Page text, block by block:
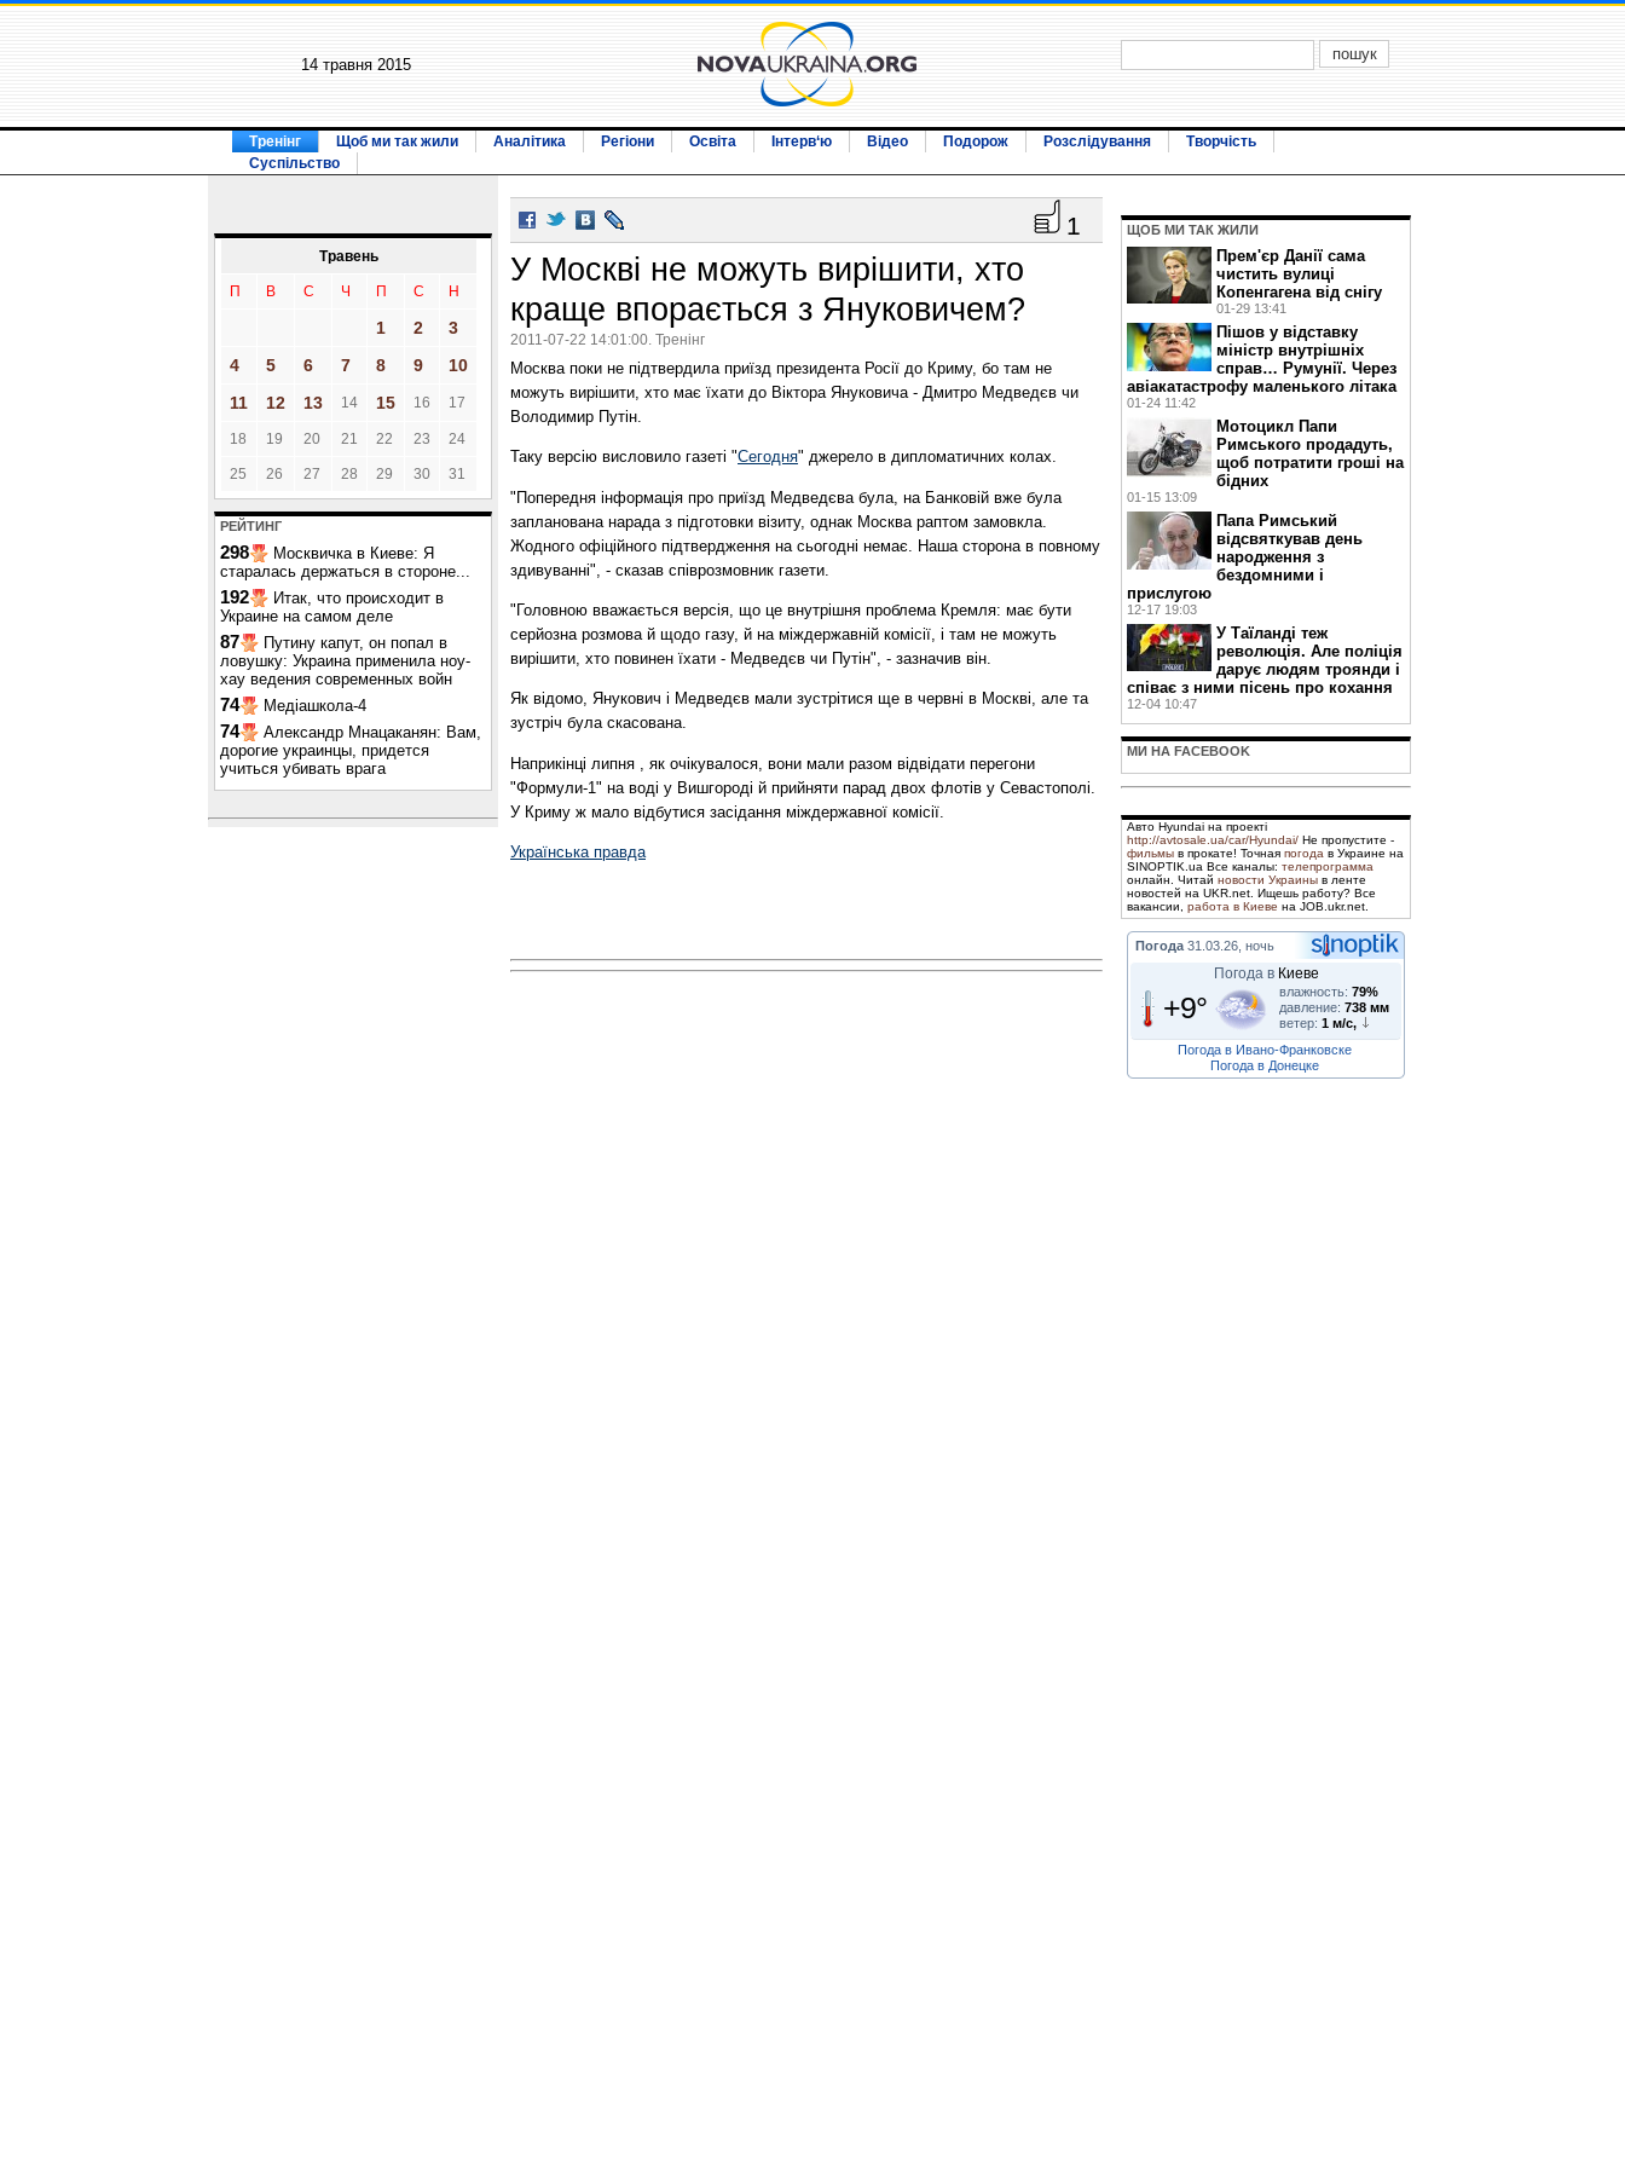
14 травня 2015
Тренінг Щоб ми так жили Аналітика Регіони Освіта Інтерв‘ю Відео Подорож Розслідування
Творчість
Суспільство
Травень
П В С Ч П С Н
1 2
3
4
5 6 7 8 9
10
11
12 13 14 15 16 17
18 19 20 21 22 23 24
25 26 27 28 29 30 31
РЕЙТИНГ
298
Москвичка в Киеве: Я
старалась держаться в стороне...
192
Итак, что происходит в
Украине на самом деле
87
Путину капут, он попал в
ловушку: Украина применила ноу-
хау ведения современных войн
74 Медіашкола-4
74
Александр Мнацаканян: Вам,
дорогие украинцы, придется
учиться убивать врага
1
У Москві не можуть вирішити, хто
краще впорається з Януковичем?
2011-07-22 14:01:00. Тренінг
Москва поки не підтвердила приїзд президента Росії до Криму, бо там не
можуть вирішити, хто має їхати до Віктора Януковича - Дмитро Медведєв чи
Володимир Путін.
Таку версію висловило газеті "Сегодня" джерело в дипломатичних колах.
"Попередня інформація про приїзд Медведєва була, на Банковій вже була
запланована нарада з підготовки візиту, однак Москва раптом замовкла.
Жодного офіційного підтвердження на сьогодні немає. Наша сторона в повному
здивуванні", - сказав співрозмовник газети.
"Головною вважається версія, що це внутрішня проблема Кремля: має бути
серйозна розмова й щодо газу, й на міждержавній комісії, і там не можуть
вирішити, хто повинен їхати - Медведєв чи Путін", - зазначив він.
Як відомо, Янукович і Медведєв мали зустрітися ще в червні в Москві, але та
зустріч була скасована.
Наприкінці липня , як очікувалося, вони мали разом відвідати перегони
"Формули-1" на воді у Вишгороді й прийняти парад двох флотів у Севастополі.
У Криму ж мало відбутися засідання міждержавної комісії.
Українська правда
ЩОБ МИ ТАК ЖИЛИ
Прем'єр Данії сама
чистить вулиці
Копенгагена від снігу
01-29 13:41
Пішов у відставку
міністр внутрішніх
справ… Румунії. Через
авіакатастрофу маленького літака
01-24 11:42
Мотоцикл Папи
Римського продадуть,
щоб потратити гроші на
бідних
01-15 13:09
Папа Римський
відсвяткував день
народження з
бездомними і
прислугою
12-17 19:03
У Таїланді теж
революція. Але поліція
дарує людям троянди і
співає з ними пісень про кохання
12-04 10:47
МИ НА FACEBOOK
Авто Hyundai на проекті
http://avtosale.ua/car/Hyundai/ Не пропустите -
фильмы в прокате! Точная погода в Украине на
SINOPTIK.ua Все каналы: телепрограмма
онлайн. Читай новости Украины в ленте
новостей на UKR.net. Ищешь работу? Все
вакансии, работа в Киеве на JOB.ukr.net.
Погода 31.03.26, ночь
Погода в Киеве
+9° влажность: 79%
давление: 738 мм
ветер: 1 м/с,
Погода в Ивано-Франковске
Погода в Донецке